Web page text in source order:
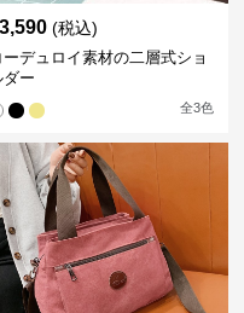
(税込)
ーデュロイ素材の二層式ショ
ダー
全3色